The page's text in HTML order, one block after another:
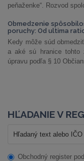
peňaženke“. Rozvod
Obmedzenie
poruchy: Od ultima
Kedy môže súd
a aké sú hranice tohto
úpravu podľa § 10
HĽADANIE V
Obchodný register